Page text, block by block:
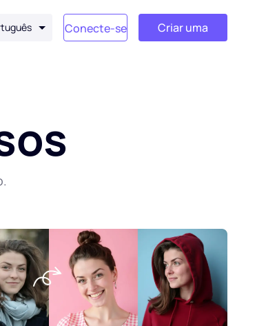
Conecte-se
Criar uma